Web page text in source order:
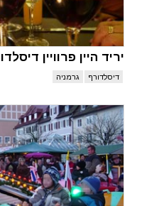
יריד היין פרוויין דיסלדורף
דיסלדורף גרמניה